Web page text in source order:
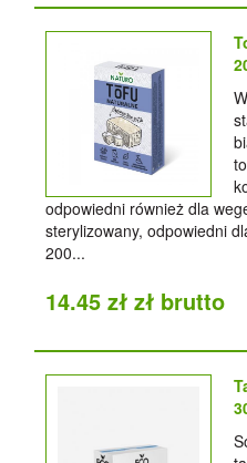
odpowiedni również dla
sterylizowany, odpowiedni
200...
14.45 zł zł brutto